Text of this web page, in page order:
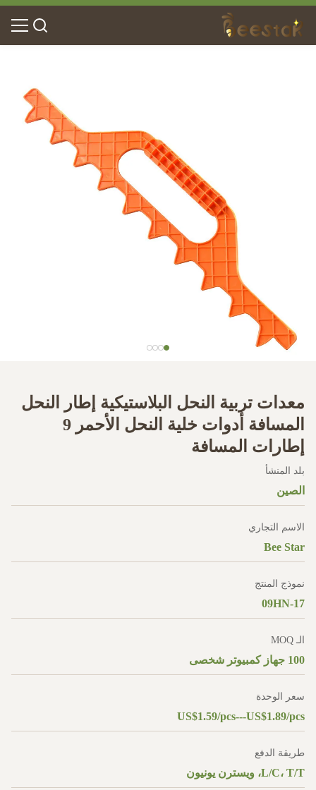
معدات تربية النحل البلاستيكية إطار النحل
المسافة أدوات خلية النحل الأحمر 9
إطارات المسافة
بلد المنشأ
الصين
الاسم التجاري
Bee Star
نموذج المنتج
09HN-17
الـ MOQ
100 جهاز كمبيوتر شخصى
سعر الوحدة
US$1.59/pcs---US$1.89/pcs
طريقة الدفع
L/C، T/T، ويسترن يونيون